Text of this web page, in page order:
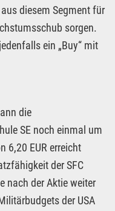
diesem Segment für
sorgen.
ein „Buy“ mit
die
SE noch einmal um
6,20 EUR erreicht
der SFC
nach der Aktie weiter
der USA